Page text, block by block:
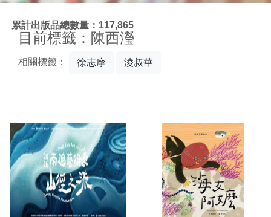
累計出版品總數量：117,865
目前標籤：陳西瀅
相關標籤： 徐志摩 淩叔華